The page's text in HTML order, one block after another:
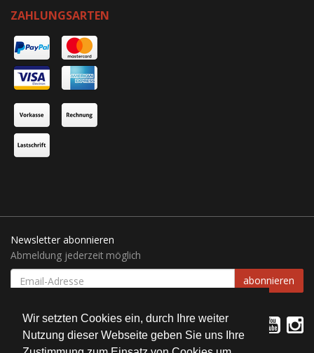
Wir setzten Cookies ein, durch Ihre weiter
Nutzung dieser Webseite geben Sie uns Ihre
ZAHLUNGSARTEN
Newsletter abonnieren
Abmeldung jederzeit möglich
EMAIL-
ADRESSE
abonnieren